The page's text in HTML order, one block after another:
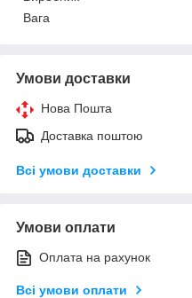
Вага
Умови доставки
Нова Пошта
Доставка поштою
Всі умови доставки
Умови оплати
Оплата на рахунок
Всі умови оплати